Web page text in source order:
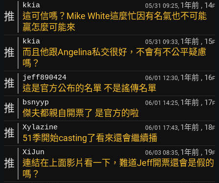
推
kkia 05/31 09:25, 1年前 , 14F
這可信嗎？Mike White這麼忙因有名氣也不可能
贏怎麼可能來
推
kkia 05/31 09:33, 1年前 , 15F
而且他跟Angelina私交很好，不會有不公平疑慮
嗎？
推 jeff890424 06/01 12:30, 1年前 , 16F
這是官方公布的名單 不是謠傳名單
推 bsnyyp 06/01 14:25, 1年前 , 17F
傑夫都親自開票了 是官方的啦
推 Xylazine 06/01 17:43, 1年前 , 18F
51季開始casting了看來還會繼續播
推
XiJun 06/03 08:35, 1年前 , 19F
連結在上面影片看一下，難道Jeff開票還會是假的
嗎？